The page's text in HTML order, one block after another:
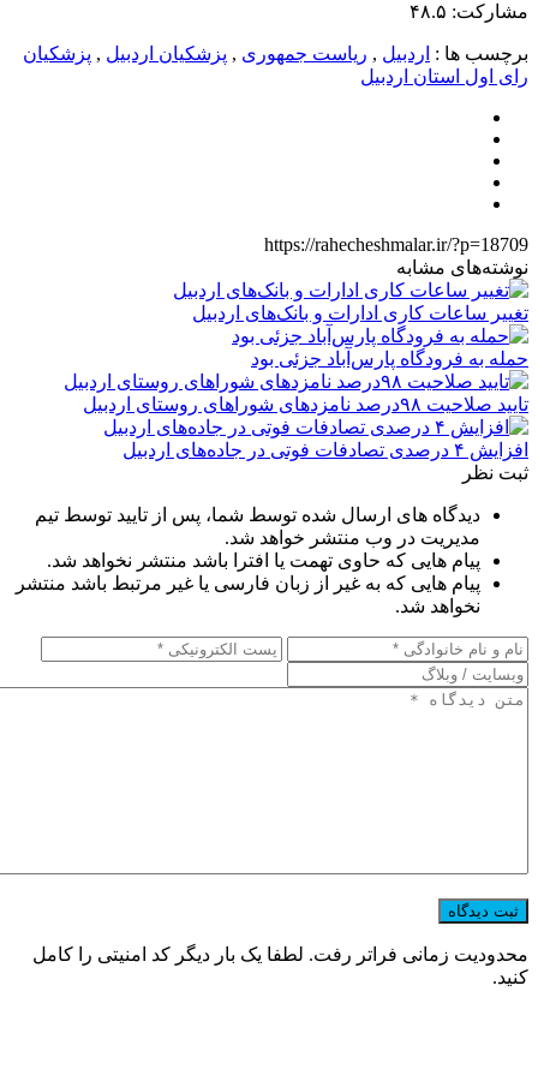
مشارکت: ۴۸.۵
برچسب ها : اردبیل , ریاست جمهوری , پزشکیان اردبیل , پزشکیان
رای اول استان اردبیل
https://rahecheshmalar.ir/?p=18709
نوشته‌های مشابه
تغییر ساعات کاری ادارات و بانک‌های اردبیل
حمله به فرودگاه پارس‌‌آباد جزئی بود
تایید صلاحیت ۹۸درصد نامزدهای شوراهای روستای اردبیل
افزایش ۴ درصدی تصادفات فوتی در جاده‌های اردبیل
ثبت نظر
دیدگاه های ارسال شده توسط شما، پس از تایید توسط تیم
مدیریت در وب منتشر خواهد شد.
پیام هایی که حاوی تهمت یا افترا باشد منتشر نخواهد شد.
پیام هایی که به غیر از زبان فارسی یا غیر مرتبط باشد منتشر
نخواهد شد.
محدودیت زمانی فراتر رفت. لطفا یک بار دیگر کد امنیتی را کامل
کنید.